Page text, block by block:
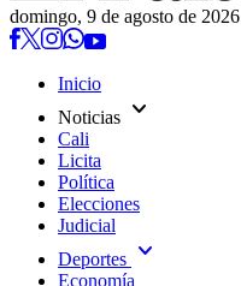
domingo, 9 de agosto de 2026
Inicio
Noticias expand_more
Cali
Licita
Política
Elecciones
Judicial
Deportes expand_more
Economía